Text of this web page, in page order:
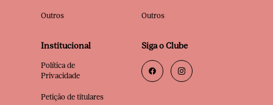
Outros Outros
Institucional
Política de
Privacidade
Petição de titulares
Siga o Clube